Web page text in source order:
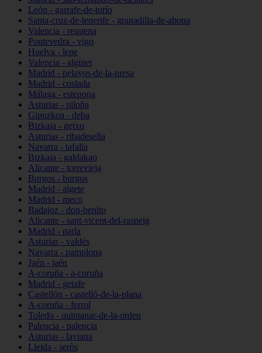
León - garrafe-de-torío
Santa-cruz-de-tenerife - granadilla-de-abona
Valencia - requena
Pontevedra - vigo
Huelva - lepe
Valencia - alginet
Madrid - pelayos-de-la-presa
Madrid - coslada
Málaga - estepona
Asturias - piloña
Gipuzkoa - deba
Bizkaia - getxo
Asturias - ribadesella
Navarra - tafalla
Bizkaia - galdakao
Alicante - torrevieja
Burgos - burgos
Madrid - algete
Madrid - meco
Badajoz - don-benito
Alicante - sant-vicent-del-raspeig
Madrid - parla
Asturias - valdés
Navarra - pamplona
Jaén - jaén
A-coruña - a-coruña
Madrid - getafe
Castellón - castelló-de-la-plana
A-coruña - ferrol
Toledo - quintanar-de-la-orden
Palencia - palencia
Asturias - laviana
Lleida - seròs